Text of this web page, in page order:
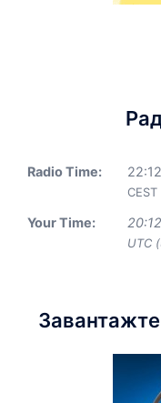
Radio Time: 22:12
Your Time: 20:12
UTC